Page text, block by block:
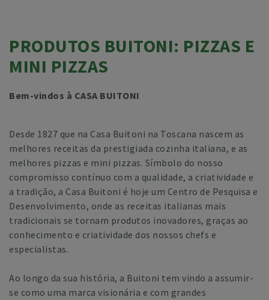
PRODUTOS BUITONI: PIZZAS E
MINI PIZZAS
Bem-vindos à CASA BUITONI
Desde 1827 que na Casa Buitoni na Toscana nascem as
melhores receitas da prestigiada cozinha italiana, e as
melhores pizzas e mini pizzas. Símbolo do nosso
compromisso contínuo com a qualidade, a criatividade e
a tradição, a Casa Buitoni é hoje um Centro de Pesquisa e
Desenvolvimento, onde as receitas italianas mais
tradicionais se tornam produtos inovadores, graças ao
conhecimento e criatividade dos nossos chefs e
especialistas.
Ao longo da sua história, a Buitoni tem vindo a assumir-
se como uma marca visionária e com grandes